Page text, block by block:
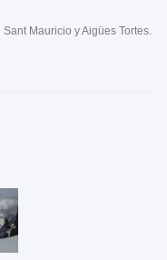
Mauricio y Aigües Tortes.